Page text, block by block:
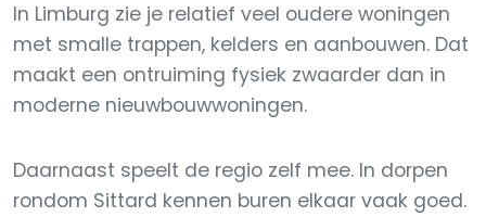
In Limburg zie je relatief veel oudere woningen
met smalle trappen, kelders en aanbouwen. Dat
maakt een ontruiming fysiek zwaarder dan in
moderne nieuwbouwwoningen.
Daarnaast speelt de regio zelf mee. In dorpen
rondom Sittard kennen buren elkaar vaak goed.